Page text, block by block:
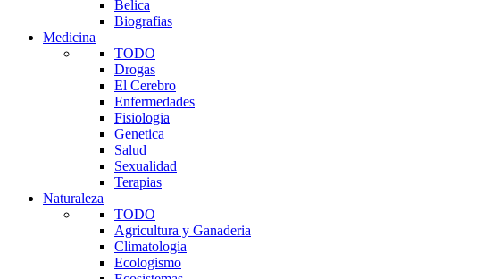
Belica
Biografias
Medicina
TODO
Drogas
El Cerebro
Enfermedades
Fisiologia
Genetica
Salud
Sexualidad
Terapias
Naturaleza
TODO
Agricultura y Ganaderia
Climatologia
Ecologismo